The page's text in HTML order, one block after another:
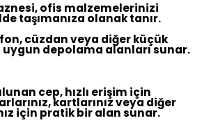
ofis malzemelerinizi
taşımanıza olanak tanır.
cüzdan veya diğer küçük
uygun depolama alanları sunar.
cep, hızlı erişim için
kartlarınız veya diğer
için pratik bir alan sunar.